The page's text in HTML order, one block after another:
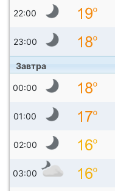
22:00
23:00
Завтра
00:00
01:00
02:00
03:00